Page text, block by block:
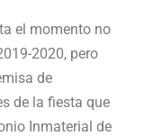
el momento no
2020, pero
de
de la fiesta que
Inmaterial de